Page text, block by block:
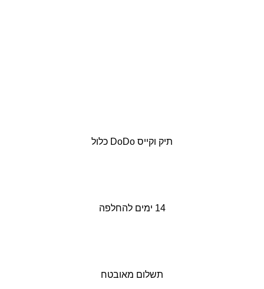
תיק וקייס DoDo כלול
14 ימים להחלפה
תשלום מאובטח